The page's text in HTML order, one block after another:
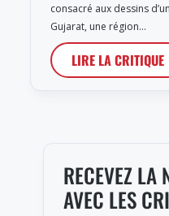
consacré aux dessins
Gujarat, une région…
LIRE LA CRITIQUE
RECEVEZ LA
AVEC LES